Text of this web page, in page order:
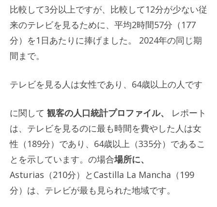
比較して3分以上ですが、比較して12分が少ない従
来のテレビを見るために、平均2時間57分（177
分）を1日あたりに捧げました。 2024年の同じ期
間まで。
テレビを見る人は女性であり、64歳以上の人です
に関して 観客の人口統計プロファイル、 レポート
は、テレビを見るのに最も時間を費やした人は女
性（189分）であり、64歳以上（335分）であるこ
とを示しています。の場合場所に、
Asturias（210分）とCastilla La Mancha（199
分）は、テレビが最も見られた地域です。